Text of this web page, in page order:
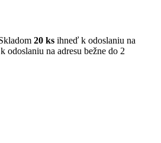
20 ks ihneď k odoslaniu na
k odoslaniu na adresu bežne do 2